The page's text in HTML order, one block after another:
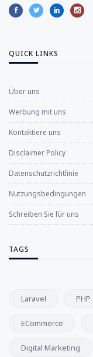
QUICK LINKS
Über uns
Werbung mit uns
Kontaktiere uns
Disclaimer Policy
Datenschutzrichtlinie
Nutzungsbedingungen
Schreiben Sie für uns
TAGS
Laravel PHP
ECommerce
Digital Marketing